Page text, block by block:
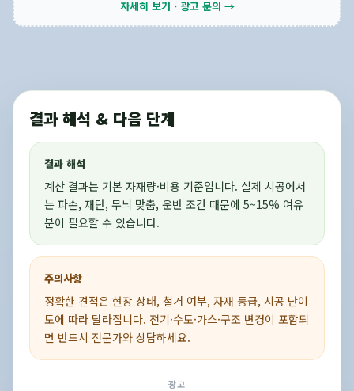
자세히 보기 · 광고 문의 →
결과 해석 & 다음 단계
결과 해석
계산 결과는 기본 자재량·비용 기준입니다. 실제 시공에서
는 파손, 재단, 무늬 맞춤, 운반 조건 때문에 5~15% 여유
분이 필요할 수 있습니다.
주의사항
정확한 견적은 현장 상태, 철거 여부, 자재 등급, 시공 난이
도에 따라 달라집니다. 전기·수도·가스·구조 변경이 포함되
면 반드시 전문가와 상담하세요.
광고